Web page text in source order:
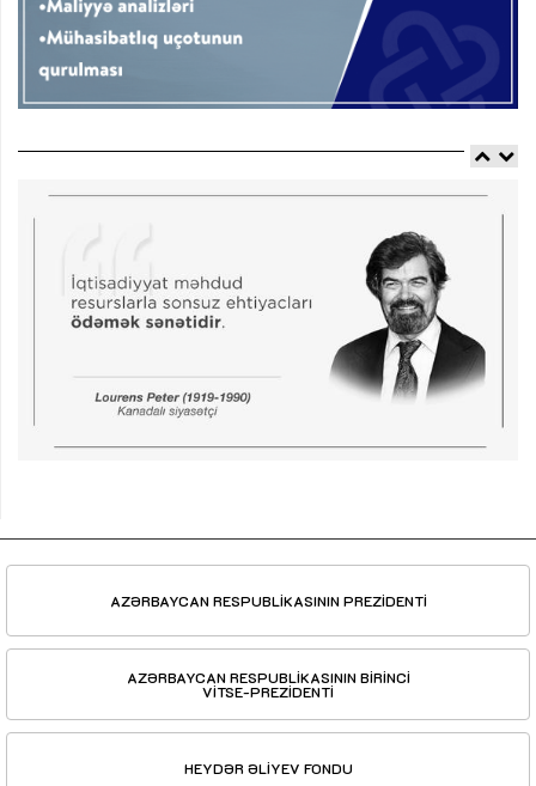
AZƏRBAYCAN RESPUBLİKASININ PREZİDENTİ
AZƏRBAYCAN RESPUBLİKASININ BİRİNCİ
VİTSE-PREZİDENTİ
HEYDƏR ƏLİYEV FONDU